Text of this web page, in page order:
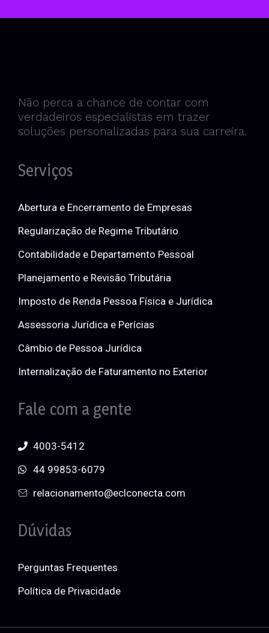
Não perca a chance de contar com
verdadeiros especialistas em trazer
soluções personalizadas para sua carreira.
Serviços
Abertura e Encerramento de Empresas
Regularização de Regime Tributário
Contabilidade e Departamento Pessoal
Planejamento e Revisão Tributária
Imposto de Renda Pessoa Física e Jurídica
Assessoria Jurídica e Perícias
Câmbio de Pessoa Jurídica
Internalização de Faturamento no Exterior
Fale com a gente
4003-5412
44 99853-6079
relacionamento@eclconecta.com
Dúvidas
Perguntas Frequentes
Política de Privacidade